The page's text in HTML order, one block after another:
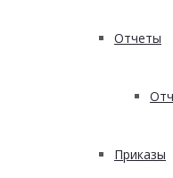
Отчеты
Приказы